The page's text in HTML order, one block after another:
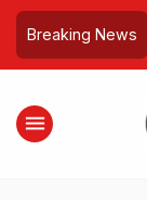
Breaking News
Maaf ke
“Lu Punya
Kecaman
menu